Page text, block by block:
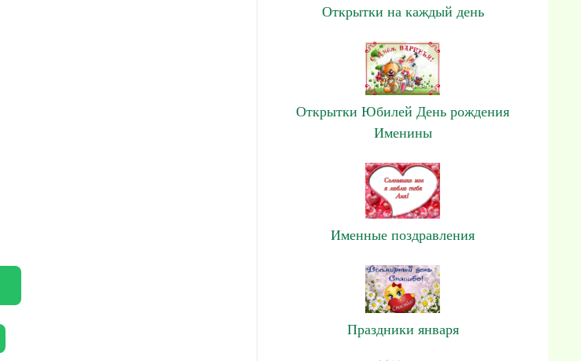
Открытки на каждый день
Открытки Юбилей День рождения
Именины
Именные поздравления
Праздники января